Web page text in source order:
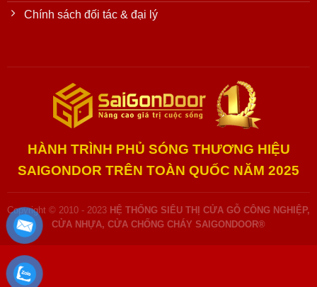
Chính sách đối tác & đại lý
HÀNH TRÌNH PHỦ SÓNG THƯƠNG HIỆU
SAIGONDOR TRÊN TOÀN QUỐC NĂM 2025
Copyright © 2010 - 2023 HỆ THỐNG SIÊU THỊ CỬA GỖ CÔNG NGHIỆP,
CỬA NHỰA, CỬA CHỐNG CHÁY SAIGONDOOR®